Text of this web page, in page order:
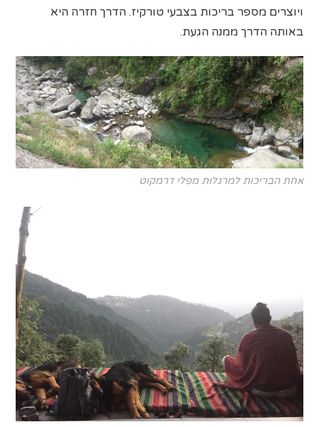
ויוצרים מספר בריכות בצבעי טורקיז. הדרך חזרה היא
באותה הדרך ממנה הגעת.
אחת הבריכות למרגלות מפלי דרמקוט